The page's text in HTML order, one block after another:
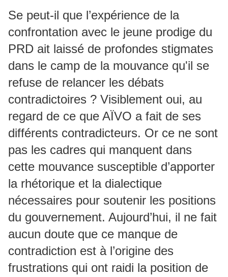
Se peut-il que l’expérience de la
confrontation avec le jeune prodige du
PRD ait laissé de profondes stigmates
dans le camp de la mouvance qu'il se
refuse de relancer les débats
contradictoires ? Visiblement oui, au
regard de ce que AÏVO a fait de ses
différents contradicteurs. Or ce ne sont
pas les cadres qui manquent dans
cette mouvance susceptible d’apporter
la rhétorique et la dialectique
nécessaires pour soutenir les positions
du gouvernement. Aujourd’hui, il ne fait
aucun doute que ce manque de
contradiction est à l’origine des
frustrations qui ont raidi la position de